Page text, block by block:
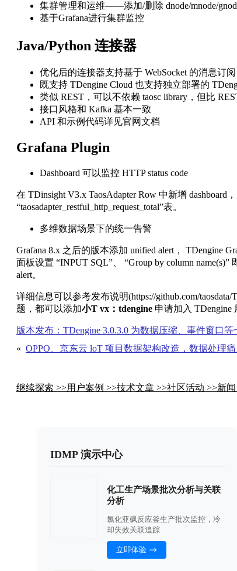
集群管理和运维——添加/删除 dnode/mnode/
基于Grafana进行集群监控
Java/Python 连接器
优化后的连接器支持基于 WebSocket 的消息订阅
既支持 TDengine Cloud 也支持独立部署的
类似 REST，可以不依赖 taosc library，但比
接口风格和 Kafka 基本一致
API 和示例代码详见官网文档
Grafana Plugin
Dashboard 可以监控 HTTP status code
在 TDinsight V3.x TaosAdapter Row 中新增 dashboard
“taosadapter_restful_http_request_total”表。
多维数据场景下的统一告警
Grafana 8.x 之后的版本添加 unified alert， TDengine
面板设置 “INPUT SQL”、 “Group by column
alert。
详细信息可以参考发布说明(https://github.com/
题，都可以添加小T vx：tdengine 申请加入 TDengine
版本发布：TDengine 3.0.3.0 为数据压缩、事件窗口
« OPPO、京东云 loT 项目数据架构改造，数据处理
继续探索 >>用户案例 >>技术文章 >>社区活动 >>新
IDMP 演示中心
化工生产场景批次分析与关联
分析
氯化亚砜反应釜生产批次监控，冷
却失效关联追踪
立即体验